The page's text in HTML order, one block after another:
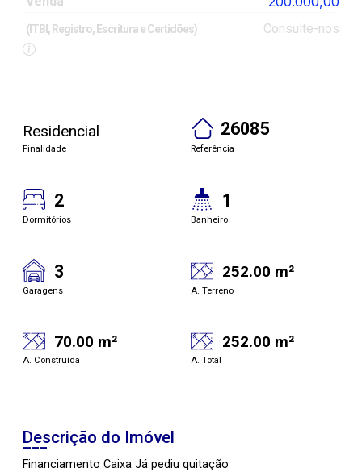
(ITBI, Registro, Escritura e Certidões) Consulte-nos
Residencial
Finalidade
26085
Referência
2
Dormitórios
1
Banheiro
3
Garagens
252.00 m²
A. Terreno
70.00 m²
A. Construída
252.00 m²
A. Total
Descrição do Imóvel
Financiamento Caixa Já pediu quitação